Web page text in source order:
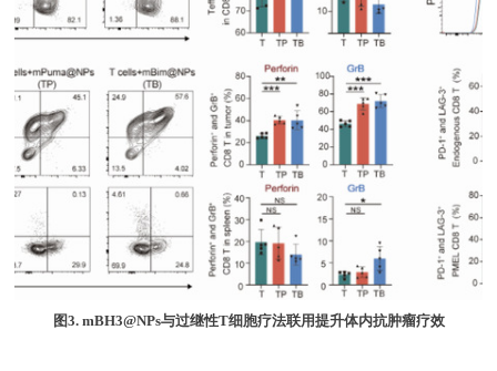
图3. mBH3@NPs与过继性T细胞疗法联用提升体内抗肿瘤疗效